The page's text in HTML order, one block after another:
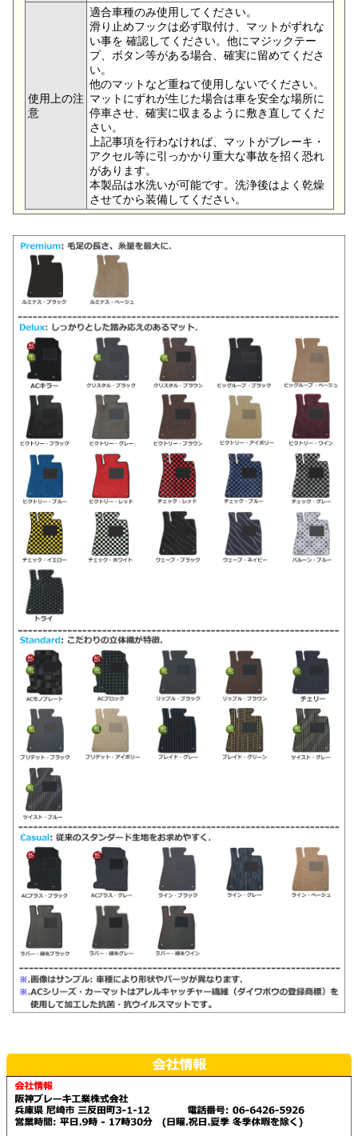
使用上の注
意
適合車種のみ使用してください。
滑り止めフックは必ず取付け、マットがずれな
い事を 確認してください。他にマジックテー
プ、ボタン等がある場合、確実に留めてくださ
い。
他のマットなど重ねて使用しないでください。
マットにずれが生じた場合は車を安全な場所に
停車させ、確実に収まるように敷き直してくだ
さい。
上記事項を行わなければ、マットがブレーキ・
アクセル等に引っかかり重大な事故を招く恐れ
があります。
本製品は水洗いが可能です。洗浄後はよく乾燥
させてから装備してください。